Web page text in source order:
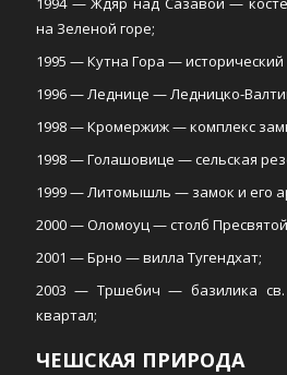
на Зеленой горе;
1995 — Кутна Гора — исторический
1996 — Леднице — Ледницко-
1998 — Кромержиж — комплекс
1998 — Голашовице — сельская
1999 — Литомышль — замок и его
2000 — Оломоуц — столб
2001 — Брно — вилла Тугендхат;
2003 — Тршебич — базилика св.
квартал;
ЧЕШСКАЯ ПРИРОДА